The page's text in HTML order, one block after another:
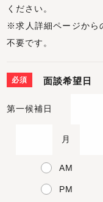
ください。
※求人詳細ページから
不要です。
必須 面談希望日
第一候補日
月
AM
PM